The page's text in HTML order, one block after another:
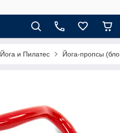
Йога и Пилатес Йога-пропсы